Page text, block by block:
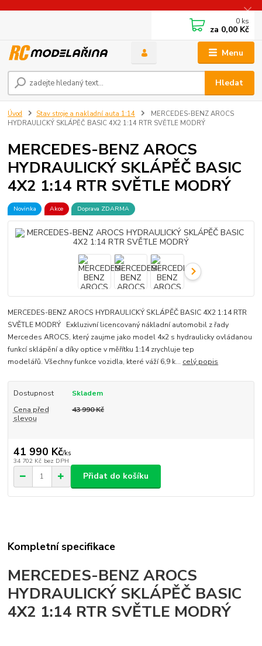
Menu
Hledat
0 ks
za 0,00 Kč
Úvod Stav stroje a nakladní auta 1:14
MERCEDES-BENZ AROCS
HYDRAULICKÝ SKLÁPĚČ BASIC 4X2 1:14 RTR SVĚTLE MODRÝ
MERCEDES-BENZ AROCS
HYDRAULICKÝ SKLÁPĚČ BASIC
4X2 1:14 RTR SVĚTLE MODRÝ
Novinka Akce Doprava ZDARMA
MERCEDES-BENZ AROCS HYDRAULICKÝ SKLÁPĚČ BASIC 4X2 1:14 RTR
SVĚTLE MODRÝ Exkluzivní licencovaný nákladní automobil z řady
Mercedes AROCS, který zaujme jako model 4x2 s hydraulicky ovládanou
funkcí sklápění a díky optice v měřítku 1:14 zrychluje tep
modelářů. Všechny funkce vozidla, které váží 6,9 k... celý popis
Dostupnost
Skladem
Cena před
slevou
43 990 Kč
41 990 Kč/ks
34 702 Kč bez DPH
Přidat do košíku
Kompletní specifikace
MERCEDES-BENZ AROCS
HYDRAULICKÝ SKLÁPĚČ BASIC
4X2 1:14 RTR SVĚTLE MODRÝ